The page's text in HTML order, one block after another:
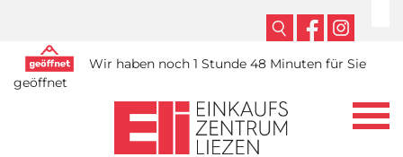
Wir haben noch 1 Stunde 48 Minuten für Sie
geöffnet